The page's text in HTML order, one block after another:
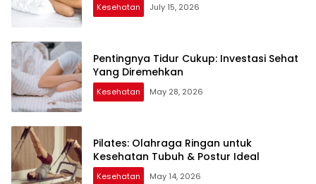
Kesehatan July 15, 2026
Pentingnya Tidur Cukup: Investasi Sehat
Yang Diremehkan
Kesehatan May 28, 2026
Pilates: Olahraga Ringan untuk
Kesehatan Tubuh & Postur Ideal
Kesehatan May 14, 2026